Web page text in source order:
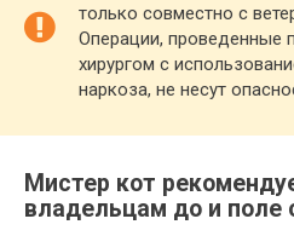
только совместно с
Операции, проведенные
хирургом с
наркоза, не несут
Мистер кот
владельцам до и поле